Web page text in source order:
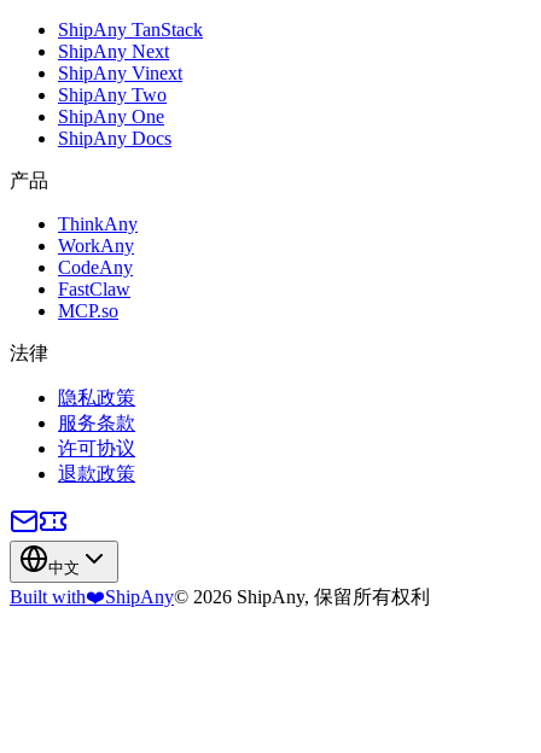
ShipAny TanStack
ShipAny Next
ShipAny Vinext
ShipAny Two
ShipAny One
ShipAny Docs
产品
ThinkAny
WorkAny
CodeAny
FastClaw
MCP.so
法律
隐私政策
服务条款
许可协议
退款政策
中文
Built with❤️ShipAny© 2026 ShipAny, 保留所有权利